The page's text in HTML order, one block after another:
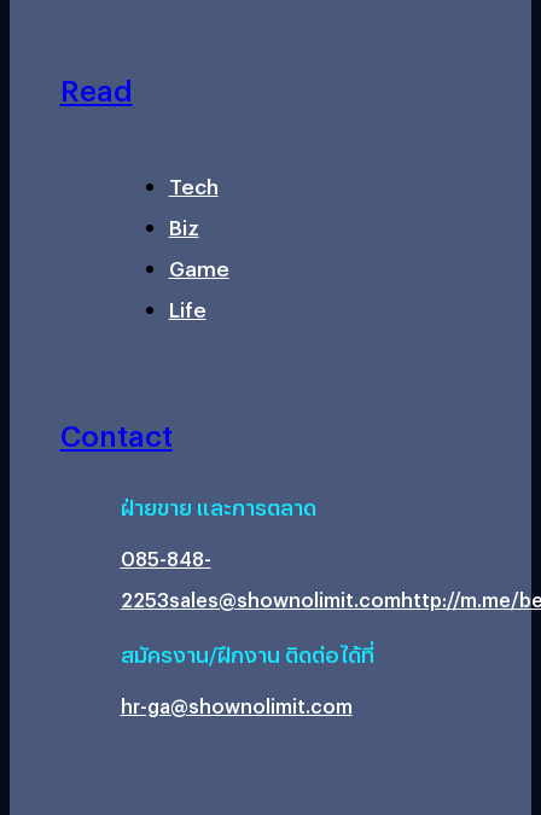
Read
Tech
Biz
Game
Life
Contact
ฝ่ายขาย และการตลาด
085-848-
2253sales@shownolimit.comhttp://m.me/
สมัครงาน/ฝึกงาน ติดต่อได้ที่
hr-ga@shownolimit.com